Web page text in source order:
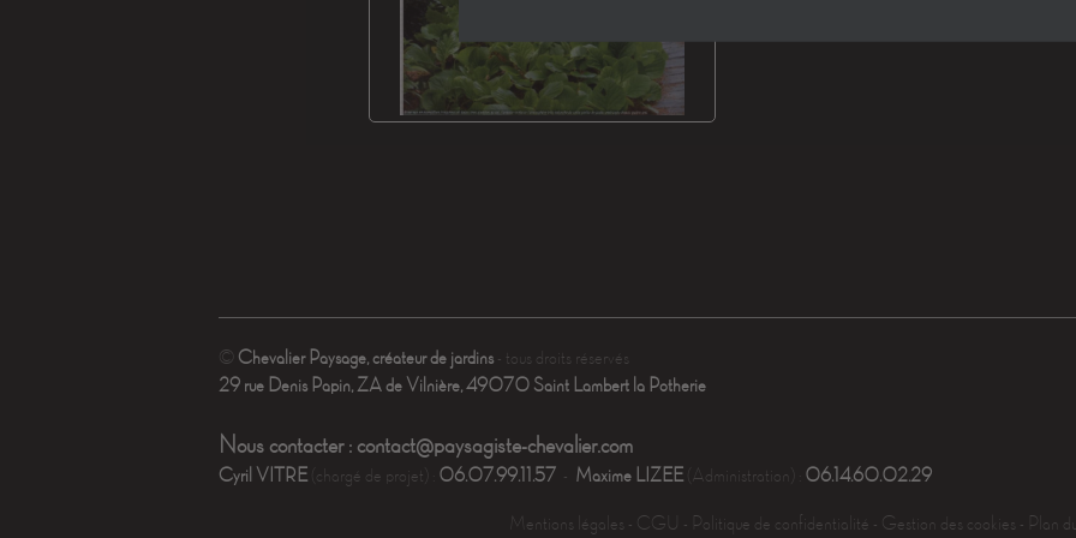
© Chevalier Paysage, créateur de jardins - tous droits réservés
29 rue Denis Papin, ZA de Vilnière, 49070 Saint Lambert la Potherie
Nous contacter : contact@paysagiste-chevalier.com
Cyril VITRE (chargé de projet) : 06.07.99.11.57 - Maxime LIZEE (Administration) : 06.14.60.02.29
Mentions légales - CGU - Politique de confidentialité - Gestion des cookies - Plan